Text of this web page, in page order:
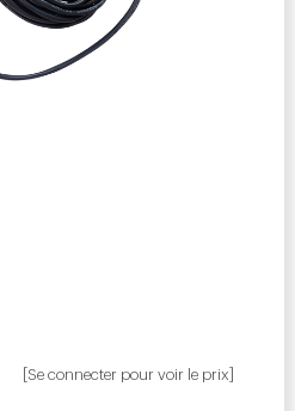
[Se connecter pour voir le prix]